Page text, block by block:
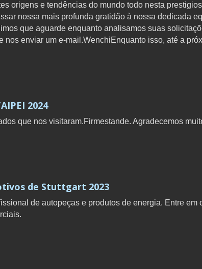
origens e tendências do mundo todo nesta
nossa mais profunda gratidão à nossa dedicada
que aguarde enquanto analisamos suas
nos enviar um e-mail.WenchiEnquanto isso, até a
2024
que nos visitaram.Firmestande. Agradecemos
de Stuttgart 2023
de autopeças e produtos de energia. Entre em